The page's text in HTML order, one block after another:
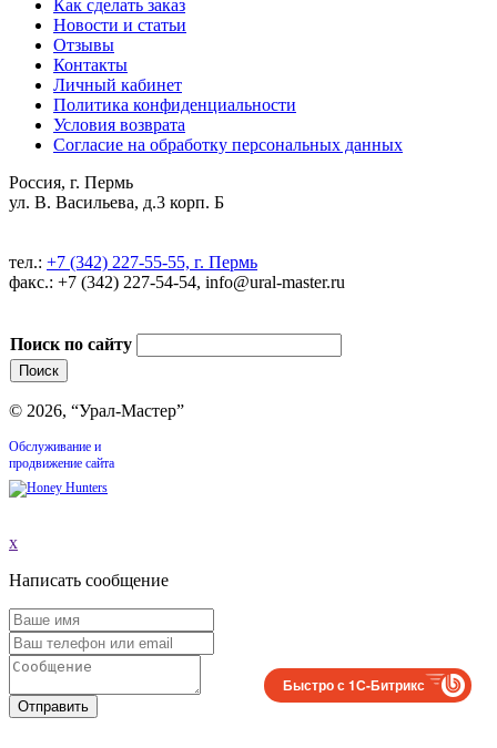
Как сделать заказ
Новости и статьи
Отзывы
Контакты
Личный кабинет
Политика конфиденциальности
Условия возврата
Согласие на обработку персональных данных
Россия, г. Пермь
ул. В. Васильева, д.3 корп. Б
тел.: +7 (342) 227-55-55, г. Пермь
факс.: +7 (342) 227-54-54, info@ural-master.ru
Поиск по сайту
© 2026, “Урал-Мастер”
Обслуживание и
продвижение сайта
x
Написать сообщение
Отправить
Быстро с 1С-Битрикс